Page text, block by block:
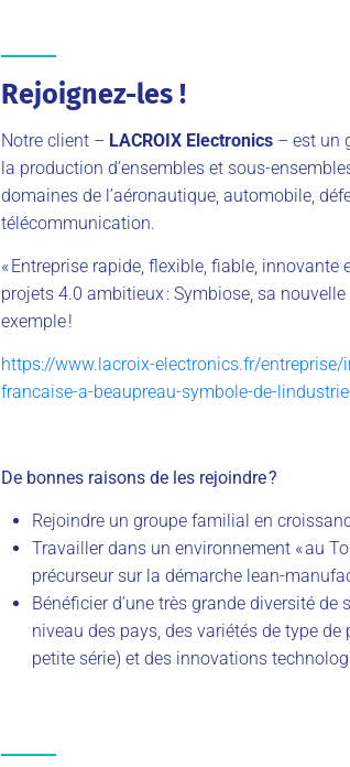
Rejoignez-les !
Notre client – LACROIX Electronics – est un
la production d’ensembles et sous-
domaines de l’aéronautique, automobile,
télécommunication.
« Entreprise rapide, flexible, fiable,
projets 4.0 ambitieux : Symbiose, sa
exemple !
https://www.lacroix-electronics.fr/
francaise-a-beaupreau-symbole-de-
De bonnes raisons de les rejoindre ?
Rejoindre un groupe familial en
Travailler dans un environnement « au
précurseur sur la démarche lean-
Bénéficier d’une très grande diversité
niveau des pays, des variétés de type
petite série) et des innovations